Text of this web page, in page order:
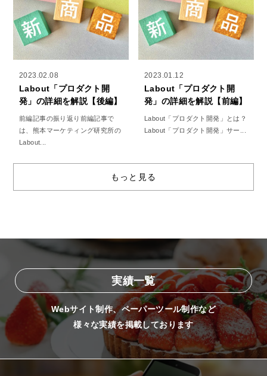
2023.02.08
Labout「プロダクト開
発」の詳細を解説【後編】
前編記事の振り返り前編記事で
は、熊本マーケティング研究所の
Labout...
2023.01.12
Labout「プロダクト開
発」の詳細を解説【前編】
Labout「プロダクト開発」とは？
Labout「プロダクト開発」サー...
もっと見る
実績一覧
Webサイト制作、ペーパーツール制作など
様々な実績を掲載しております